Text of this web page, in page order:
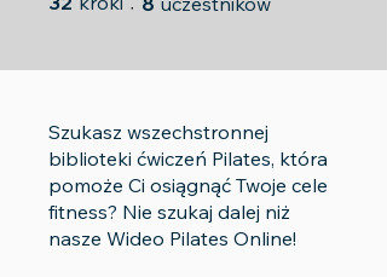
Szukasz wszechstronnej
biblioteki ćwiczeń Pilates, która
pomoże Ci osiągnąć Twoje cele
fitness? Nie szukaj dalej niż
nasze Wideo Pilates Online!